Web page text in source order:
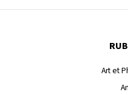
Art et